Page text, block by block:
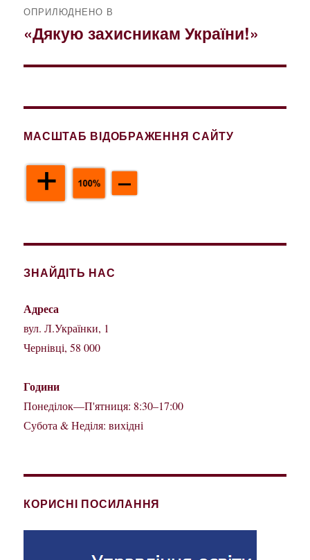
записів
ОПРИЛЮДНЕНО В
«Дякую захисникам України!»
МАСШТАБ ВІДОБРАЖЕННЯ САЙТУ
ЗНАЙДІТЬ НАС
Адреса
вул. Л.Українки, 1
Чернівці, 58 000
Години
Понеділок—П'ятниця: 8:30–17:00
Субота & Неділя: вихідні
КОРИСНІ ПОСИЛАННЯ